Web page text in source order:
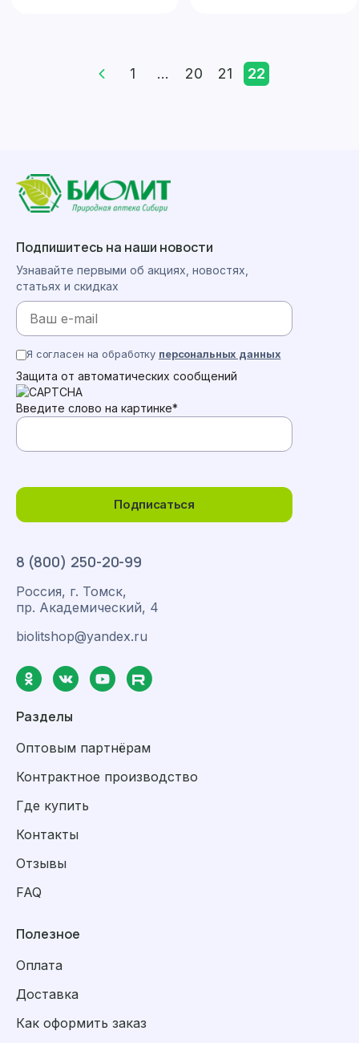
1 ... 20 21 22
8 (800) 250-20-99
Россия, г. Томск,
пр. Академический, 4
biolitshop@yandex.ru
Разделы
Оптовым партнёрам
Контрактное производство
Где купить
Контакты
Отзывы
FAQ
Полезное
Оплата
Доставка
Как оформить заказ
Подпишитесь на наши новости
Узнавайте первыми об акциях, новостях,
статьях и скидках
Подписаться
Я согласен на обработку персональных данных
Защита от автоматических сообщений
Введите слово на картинке*